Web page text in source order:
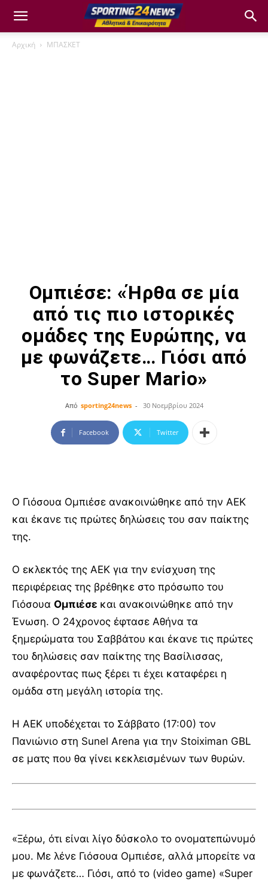
Αρχική ΜΠΑΣΚΕΤ
Ομπιέσε: «Ήρθα σε μία
από τις πιο ιστορικές
ομάδες της Ευρώπης, να
με φωνάζετε… Γιόσι από
το Super Mario»
Από sporting24news - 30 Νοεμβρίου 2024
Facebook Twitter
O Γιόσουα Ομπιέσε ανακοινώθηκε από την ΑΕΚ
και έκανε τις πρώτες δηλώσεις του σαν παίκτης
της.
Ο εκλεκτός της ΑΕΚ για την ενίσχυση της
περιφέρειας της βρέθηκε στο πρόσωπο του
Γιόσουα Ομπιέσε και ανακοινώθηκε από την
Ένωση. Ο 24χρονος έφτασε Αθήνα τα
ξημερώματα του Σαββάτου και έκανε τις πρώτες
του δηλώσεις σαν παίκτης της Βασίλισσας,
αναφέροντας πως ξέρει τι έχει καταφέρει η
ομάδα στη μεγάλη ιστορία της.
Η ΑΕΚ υποδέχεται το Σάββατο (17:00) τον
Πανιώνιο στη Sunel Arena για την Stoiximan GBL
σε ματς που θα γίνει κεκλεισμένων των θυρών.
«Ξέρω, ότι είναι λίγο δύσκολο το ονοματεπώνυμό
μου. Με λένε Γιόσουα Ομπιέσε, αλλά μπορείτε να
με φωνάζετε… Γιόσι, από το (video game) «Super